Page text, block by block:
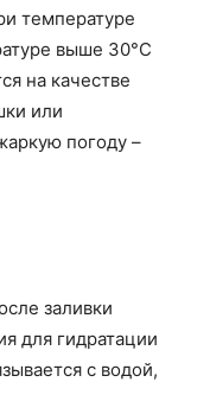
температуре
выше 30°C
на качестве
или
погоду –
заливки
для гидратации
с водой,